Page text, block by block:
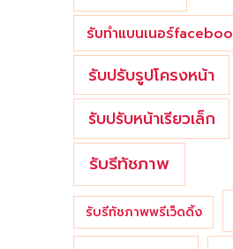
รับทำแบนเนอร์
รับปรับรูปโครงหน้า
รับปรับหน้าเรียวเล็ก
รับรีทัชภาพ
รับรีทัชภาพพรีเว็ดดิ้ง